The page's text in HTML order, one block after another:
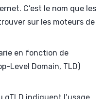
C’est le nom que les
sur les moteurs de
en fonction de
Level Domain, TLD)